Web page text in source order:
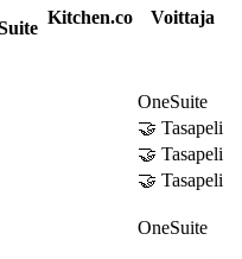
Kitchen.co
Voittaja
OneSuite
🤝 Tasapeli
🤝 Tasapeli
🤝 Tasapeli
OneSuite